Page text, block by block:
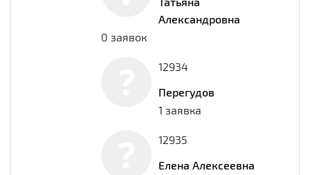
Александровна
0 заявок
12934
Перегудов
1 заявка
12935
Елена Алексеевна